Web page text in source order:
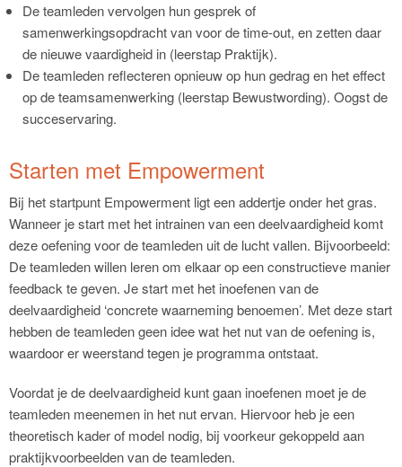
De teamleden vervolgen hun gesprek of
samenwerkingsopdracht van voor de time-out, en zetten daar
de nieuwe vaardigheid in (leerstap Praktijk).
De teamleden reflecteren opnieuw op hun gedrag en het effect
op de teamsamenwerking (leerstap Bewustwording). Oogst de
succeservaring.
Starten met Empowerment
Bij het startpunt Empowerment ligt een addertje onder het gras.
Wanneer je start met het intrainen van een deelvaardigheid komt
deze oefening voor de teamleden uit de lucht vallen. Bijvoorbeeld:
De teamleden willen leren om elkaar op een constructieve manier
feedback te geven. Je start met het inoefenen van de
deelvaardigheid ‘concrete waarneming benoemen’. Met deze start
hebben de teamleden geen idee wat het nut van de oefening is,
waardoor er weerstand tegen je programma ontstaat.
Voordat je de deelvaardigheid kunt gaan inoefenen moet je de
teamleden meenemen in het nut ervan. Hiervoor heb je een
theoretisch kader of model nodig, bij voorkeur gekoppeld aan
praktijkvoorbeelden van de teamleden.